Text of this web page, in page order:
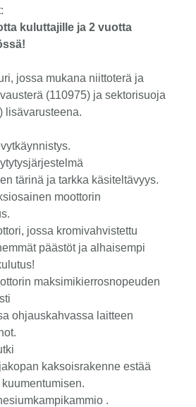
kuluttajille ja 2 vuotta
jossa mukana niittoterä ja
(110975) ja sektorisuoja
lisävarusteena.
tärinä ja tarkka käsiteltävyys.
moottorin
jossa kromivahvistettu
päästöt ja alhaisempi
maksimikierrosnopeuden
ohjauskahvassa laitteen
kaksoisrakenne estää
.